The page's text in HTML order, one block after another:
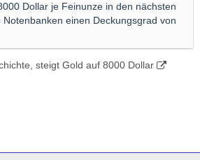
Dollar je Feinunze in den nächsten
einen Deckungsgrad von
steigt Gold auf 8000 Dollar